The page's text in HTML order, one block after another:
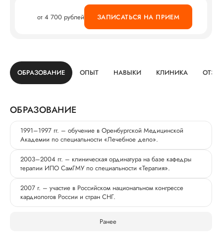
от 4 700 рублей ЗАПИСАТЬСЯ НА ПРИЕМ
ОБРАЗОВАНИЕ ОПЫТ НАВЫКИ КЛИНИКА
ОБРАЗОВАНИЕ
1991–1997 гг. – обучение в Оренбургской Медицинской
Академии по специальности «Лечебное дело».
2003–2004 гг. – клиническая ординатура на базе кафедры
терапии ИПО СамГМУ по специальности «Терапия».
2007 г. – участие в Российском национальном конгрессе
кардиологов России и стран СНГ.
Ранее